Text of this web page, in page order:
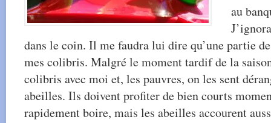
au
dans le coin. Il me faudra lui dire qu’une partie
mes colibris. Malgré le moment tardif de la
colibris avec moi et, les pauvres, on les sent
abeilles. Ils doivent profiter de bien courts
rapidement boire, mais les abeilles accourent